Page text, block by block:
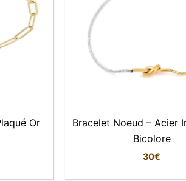
devient un compagnon
Or
Bracelet Noeud – Acier
Bicolore
30€